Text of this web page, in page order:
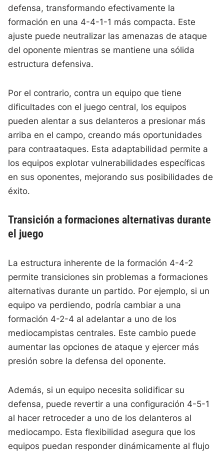
defensa, transformando efectivamente la
formación en una 4-4-1-1 más compacta. Este
ajuste puede neutralizar las amenazas de ataque
del oponente mientras se mantiene una sólida
estructura defensiva.
Por el contrario, contra un equipo que tiene
dificultades con el juego central, los equipos
pueden alentar a sus delanteros a presionar más
arriba en el campo, creando más oportunidades
para contraataques. Esta adaptabilidad permite a
los equipos explotar vulnerabilidades específicas
en sus oponentes, mejorando sus posibilidades de
éxito.
Transición a formaciones alternativas durante
el juego
La estructura inherente de la formación 4-4-2
permite transiciones sin problemas a formaciones
alternativas durante un partido. Por ejemplo, si un
equipo va perdiendo, podría cambiar a una
formación 4-2-4 al adelantar a uno de los
mediocampistas centrales. Este cambio puede
aumentar las opciones de ataque y ejercer más
presión sobre la defensa del oponente.
Además, si un equipo necesita solidificar su
defensa, puede revertir a una configuración 4-5-1
al hacer retroceder a uno de los delanteros al
mediocampo. Esta flexibilidad asegura que los
equipos puedan responder dinámicamente al flujo